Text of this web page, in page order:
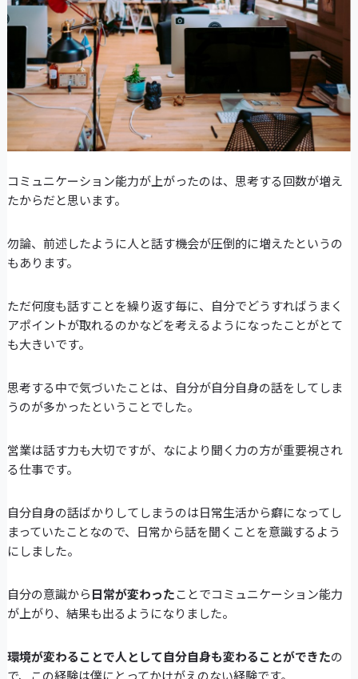
コミュニケーション能力が上がったのは、思考する回数が増え
たからだと思います。
勿論、前述したように人と話す機会が圧倒的に増えたというの
もあります。
ただ何度も話すことを繰り返す毎に、自分でどうすればうまく
アポイントが取れるのかなどを考えるようになったことがとて
も大きいです。
思考する中で気づいたことは、自分が自分自身の話をしてしま
うのが多かったということでした。
営業は話す力も大切ですが、なにより聞く力の方が重要視され
る仕事です。
自分自身の話ばかりしてしまうのは日常生活から癖になってし
まっていたことなので、日常から話を聞くことを意識するよう
にしました。
自分の意識から日常が変わったことでコミュニケーション能力
が上がり、結果も出るようになりました。
環境が変わることで人として自分自身も変わることができたの
で、この経験は僕にとってかけがえのない経験です。